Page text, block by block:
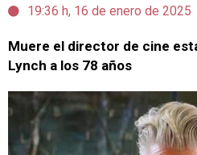
19:36 h, 16 de enero de 2025
Muere el director de cine
Lynch a los 78 años